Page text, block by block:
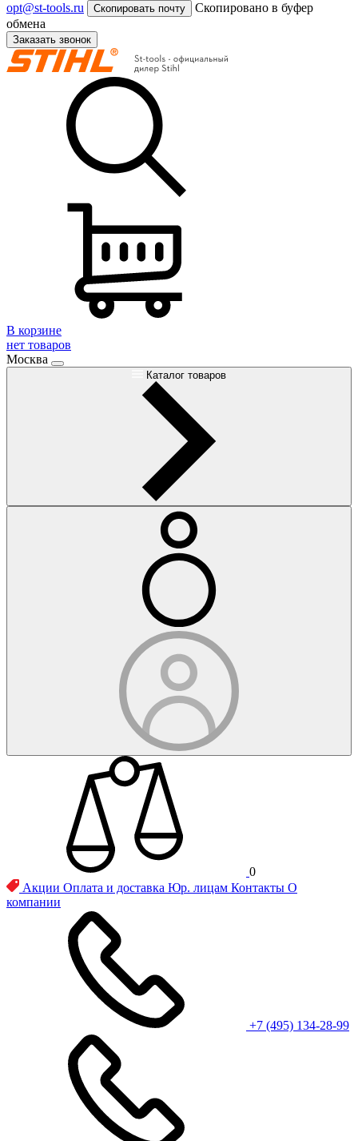
opt@st-tools.ru
Скопировать почту
Скопировано в буфер
обмена
Заказать звонок
В корзине
нет товаров
Москва
Каталог товаров
0
Акции Оплата и доставка Юр. лицам Контакты О
компании
+7 (495) 134-28-99